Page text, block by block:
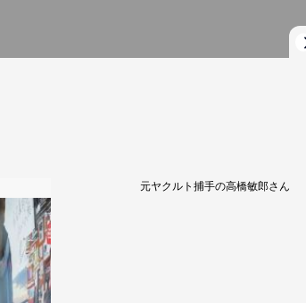
元ヤクルト捕手の高橋敏郎さん